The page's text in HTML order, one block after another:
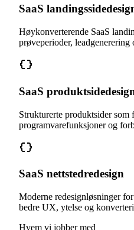
SaaS
Høykonverterende SaaS
prøveperioder, leadgenerering
SaaS
Strukturerte produktsider som
programvarefunksjoner og
SaaS nettstedredesign
Moderne redesignløsninger
bedre UX, ytelse og
Hvem vi jobber med